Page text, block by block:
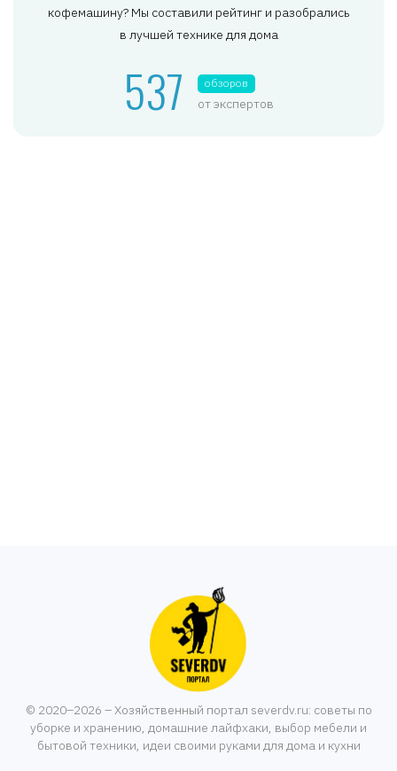
кофемашину? Мы составили рейтинг и разобрались
в лучшей технике для дома
537 обзоров
от экспертов
© 2020–2026 – Хозяйственный портал severdv.ru: советы по
уборке и хранению, домашние лайфхаки, выбор мебели и
бытовой техники, идеи своими руками для дома и кухни